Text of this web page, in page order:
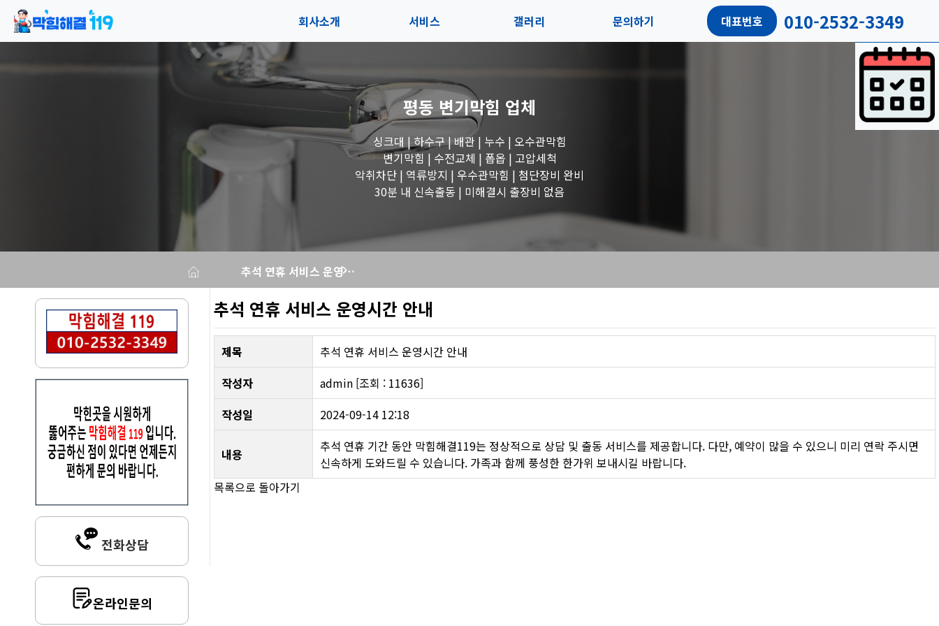
회사소개
오시는길
서비스
블로그
갤러리
수도꼭지 작업
세면대 작업
변기 작업
문의하기 대표번호 010-2532-3349
평동 변기막힘 업체
싱크대 | 하수구 | 배관 | 누수 | 오수관막힘
변기막힘 | 수전교체 | 폽옵 | 고압세척
악취차단 | 역류방지 | 우수관막힘 | 첨단장비 완비
30분 내 신속출동 | 미해결시 출장비 없음
추석 연휴 서비스 운영시간 안내
전화상담
온라인문의
추석 연휴 서비스 운영시간 안내
제목
추석 연휴 서비스 운영시간 안내
작성자
admin [조회 : 11636]
작성일
2024-09-14 12:18
내용
추석 연휴 기간 동안 막힘해결119는 정상적으로 상담 및 출동 서비스를 제공합니다. 다만, 예약이 많을 수 있으니 미리 연락 주시면
신속하게 도와드릴 수 있습니다. 가족과 함께 풍성한 한가위 보내시길 바랍니다.
목록으로 돌아가기